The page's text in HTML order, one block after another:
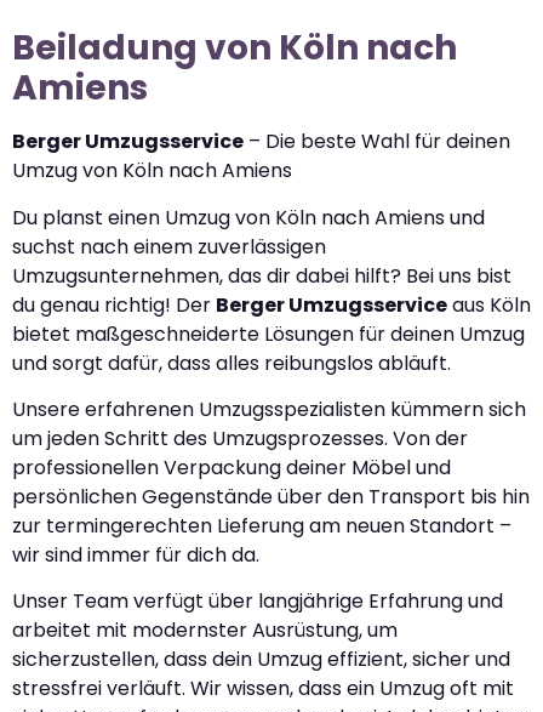
Beiladung von Köln nach
Amiens
Berger Umzugsservice – Die beste Wahl für deinen
Umzug von Köln nach Amiens
Du planst einen Umzug von Köln nach Amiens und
suchst nach einem zuverlässigen
Umzugsunternehmen, das dir dabei hilft? Bei uns bist
du genau richtig! Der Berger Umzugsserviceaus Köln
bietet maßgeschneiderte Lösungen für deinen Umzug
und sorgt dafür, dass alles reibungslos abläuft.
Unsere erfahrenen Umzugsspezialisten kümmern sich
um jeden Schritt des Umzugsprozesses. Von der
professionellen Verpackung deiner Möbel und
persönlichen Gegenstände über den Transport bis hin
zur termingerechten Lieferung am neuen Standort –
wir sind immer für dich da.
Unser Team verfügt über langjährige Erfahrung und
arbeitet mit modernster Ausrüstung, um
sicherzustellen, dass dein Umzug effizient, sicher und
stressfrei verläuft. Wir wissen, dass ein Umzug oft mit